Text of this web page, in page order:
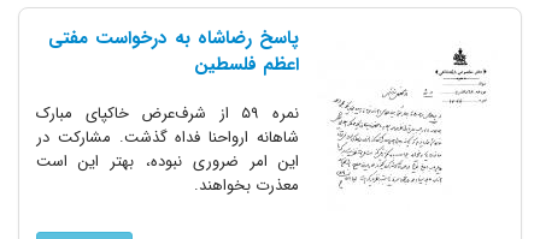
پاسخ رضاشاه به درخواست مفتی
اعظم فلسطین
نمره ۵۹ از شرف‌عرض خاکپای مبارک
شاهانه ارواحنا فداه گذشت. مشارکت در
این امر ضروری نبوده، بهتر این است
معذرت بخواهند.